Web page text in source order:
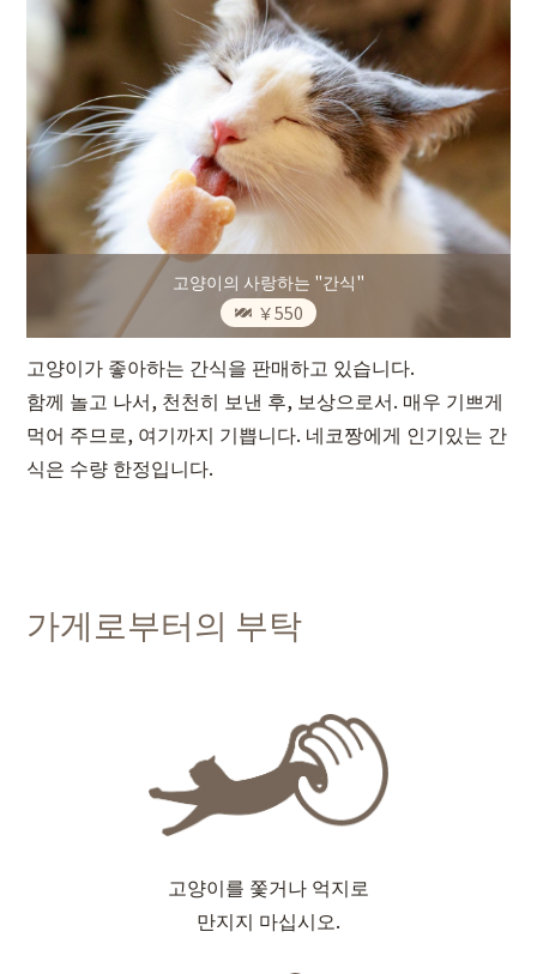
고양이의 사랑하는 "간식"
￥550
고양이가 좋아하는 간식을 판매하고 있습니다.
함께 놀고 나서, 천천히 보낸 후, 보상으로서. 매우 기쁘게
먹어 주므로, 여기까지 기쁩니다. 네코짱에게 인기있는 간
식은 수량 한정입니다.
가게로부터의 부탁
고양이를 쫓거나 억지로
만지지 마십시오.